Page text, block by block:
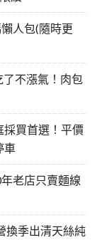
人包(隨時更
不漲氣！肉包
採買首選！平價
車
老店只賣麵線
換季出清天絲純